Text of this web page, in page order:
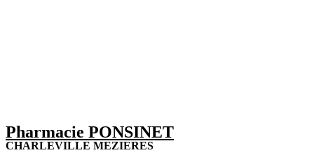
Pharmacie PONSINET
CHARLEVILLE MEZIERES